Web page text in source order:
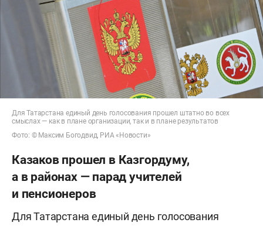
Для Татарстана единый день голосования прошел штатно во всех
смыслах — как в плане организации, так и в плане результатов
Фото: © Максим Богодвид, РИА «Новости»
Казаков прошел в Казгордуму,
а в районах — парад учителей
и пенсионеров
Для Татарстана единый день голосования